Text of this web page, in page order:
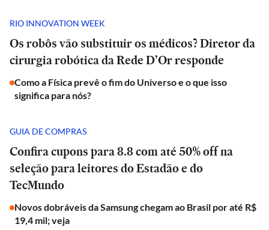
RIO INNOVATION WEEK
Os robôs vão substituir os médicos? Diretor da
cirurgia robótica da Rede D’Or responde
Como a Física prevê o fim do Universo e o que isso
significa para nós?
GUIA DE COMPRAS
Confira cupons para 8.8 com até 50% off na
seleção para leitores do Estadão e do
TecMundo
Novos dobráveis da Samsung chegam ao Brasil por até R$
19,4 mil; veja